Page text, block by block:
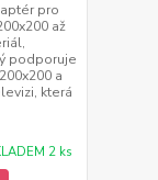
pro
až
podporuje
a
která
2 ks